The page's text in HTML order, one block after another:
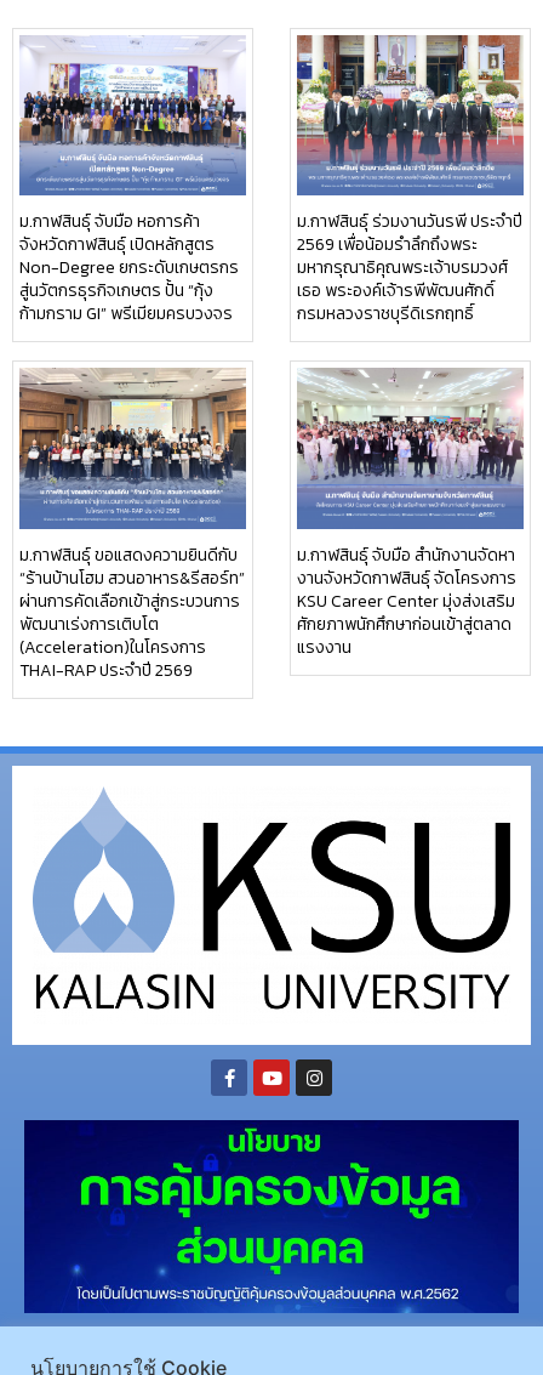
ม.กาฬสินธุ์ จับมือ หอการค้า
จังหวัดกาฬสินธุ์ เปิดหลักสูตร
Non-Degree ยกระดับเกษตรกร
สู่นวัตกรธุรกิจเกษตร ปั้น “กุ้ง
ก้ามกราม GI” พรีเมียมครบวงจร
ม.กาฬสินธุ์ ร่วมงานวันรพี ประจำปี
2569 เพื่อน้อมรำลึกถึงพระ
มหากรุณาธิคุณพระเจ้าบรมวงศ์
เธอ พระองค์เจ้ารพีพัฒนศักดิ์
กรมหลวงราชบุรีดิเรกฤทธิ์
ม.กาฬสินธุ์ ขอแสดงความยินดีกับ
“ร้านบ้านโฮม สวนอาหาร&รีสอร์ท”
ผ่านการคัดเลือกเข้าสู่กระบวนการ
พัฒนาเร่งการเติบโต
(Acceleration)ในโครงการ
THAI-RAP ประจำปี 2569
ม.กาฬสินธุ์ จับมือ สำนักงานจัดหา
งานจังหวัดกาฬสินธุ์ จัดโครงการ
KSU Career Center มุ่งส่งเสริม
ศักยภาพนักศึกษาก่อนเข้าสู่ตลาด
แรงงาน
นโยบายการใช้ Cookie